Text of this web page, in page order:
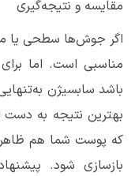
مقایسه و نتیجه‌گیری
اگر جوش‌ها سطحی یا
مناسبی است. اما
باشد سابسیژن
بهترین نتیجه به
که پوست شما هم ظاهر
بازسازی شود.